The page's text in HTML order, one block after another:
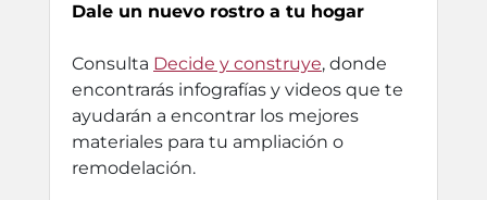
Dale un nuevo rostro a tu hogar
Consulta Decide y construye, donde
encontrarás infografías y videos que te
ayudarán a encontrar los mejores
materiales para tu ampliación o
remodelación.